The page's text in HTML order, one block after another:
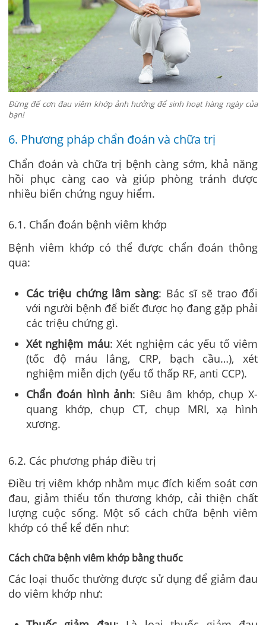
Đừng để cơn đau viêm khớp ảnh hưởng để sinh hoạt hàng ngày của
bạn!
6. Phương pháp chẩn đoán và chữa trị
Chẩn đoán và chữa trị bệnh càng sớm, khả năng
hồi phục càng cao và giúp phòng tránh được
nhiều biến chứng nguy hiểm.
6.1. Chẩn đoán bệnh viêm khớp
Bệnh viêm khớp có thể được chẩn đoán thông
qua:
Các triệu chứng lâm sàng: Bác sĩ sẽ trao đổi
với người bệnh để biết được họ đang gặp phải
các triệu chứng gì.
Xét nghiệm máu: Xét nghiệm các yếu tố viêm
(tốc độ máu lắng, CRP, bạch cầu…), xét
nghiệm miễn dịch (yếu tố thấp RF, anti CCP).
Chẩn đoán hình ảnh: Siêu âm khớp, chụp X-
quang khớp, chụp CT, chụp MRI, xạ hình
xương.
6.2. Các phương pháp điều trị
Điều trị viêm khớp nhằm mục đích kiểm soát cơn
đau, giảm thiểu tổn thương khớp, cải thiện chất
lượng cuộc sống. Một số cách chữa bệnh viêm
khớp có thể kể đến như:
Cách chữa bệnh viêm khớp bằng thuốc
Các loại thuốc thường được sử dụng để giảm đau
do viêm khớp như: